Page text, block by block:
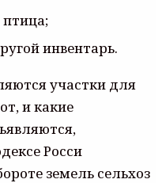
инвентарь.
участки для
и какие
Росси
земель сельхоз